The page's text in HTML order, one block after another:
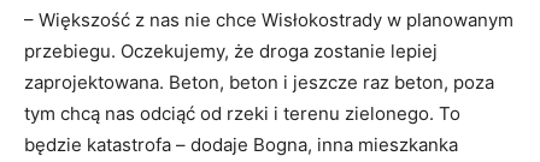
– Większość z nas nie chce Wisłokostrady w planowanym
przebiegu. Oczekujemy, że droga zostanie lepiej
zaprojektowana. Beton, beton i jeszcze raz beton, poza
tym chcą nas odciąć od rzeki i terenu zielonego. To
będzie katastrofa – dodaje Bogna, inna mieszkanka